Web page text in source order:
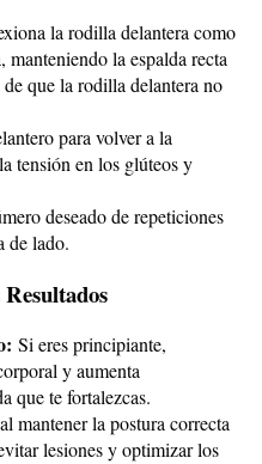
la rodilla delantera como
manteniendo la espalda recta
que la rodilla delantera no
para volver a la
tensión en los glúteos y
deseado de repeticiones
de lado.
Si eres principiante,
y aumenta
que te fortalezcas.
mantener la postura correcta
lesiones y optimizar los